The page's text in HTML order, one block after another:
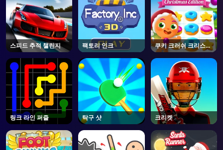
스피드 추적 챌린지 팩토리 인크
쿠키 크러쉬 크리스마
스
링크 라인 퍼즐 탁구 샷 크리켓